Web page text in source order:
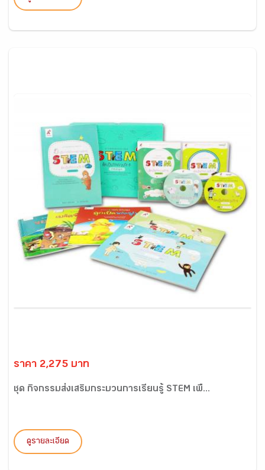
ราคา 2,275 บาท
ชุด กิจกรรมส่งเสริมกระบวนการเรียนรู้ STEM เพื...
ดูรายละเอียด